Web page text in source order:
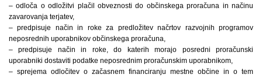
– odloča o odložitvi plačil obveznosti do občinskega proračuna in načinu
zavarovanja terjatev,
– predpisuje način in roke za predložitev načrtov razvojnih programov
neposrednih uporabnikov občinskega proračuna,
– predpisuje način in roke, do katerih morajo posredni proračunski
uporabniki dostaviti podatke neposrednim proračunskim uporabnikom,
– sprejema odločitev o začasnem financiranju mestne občine in o tem